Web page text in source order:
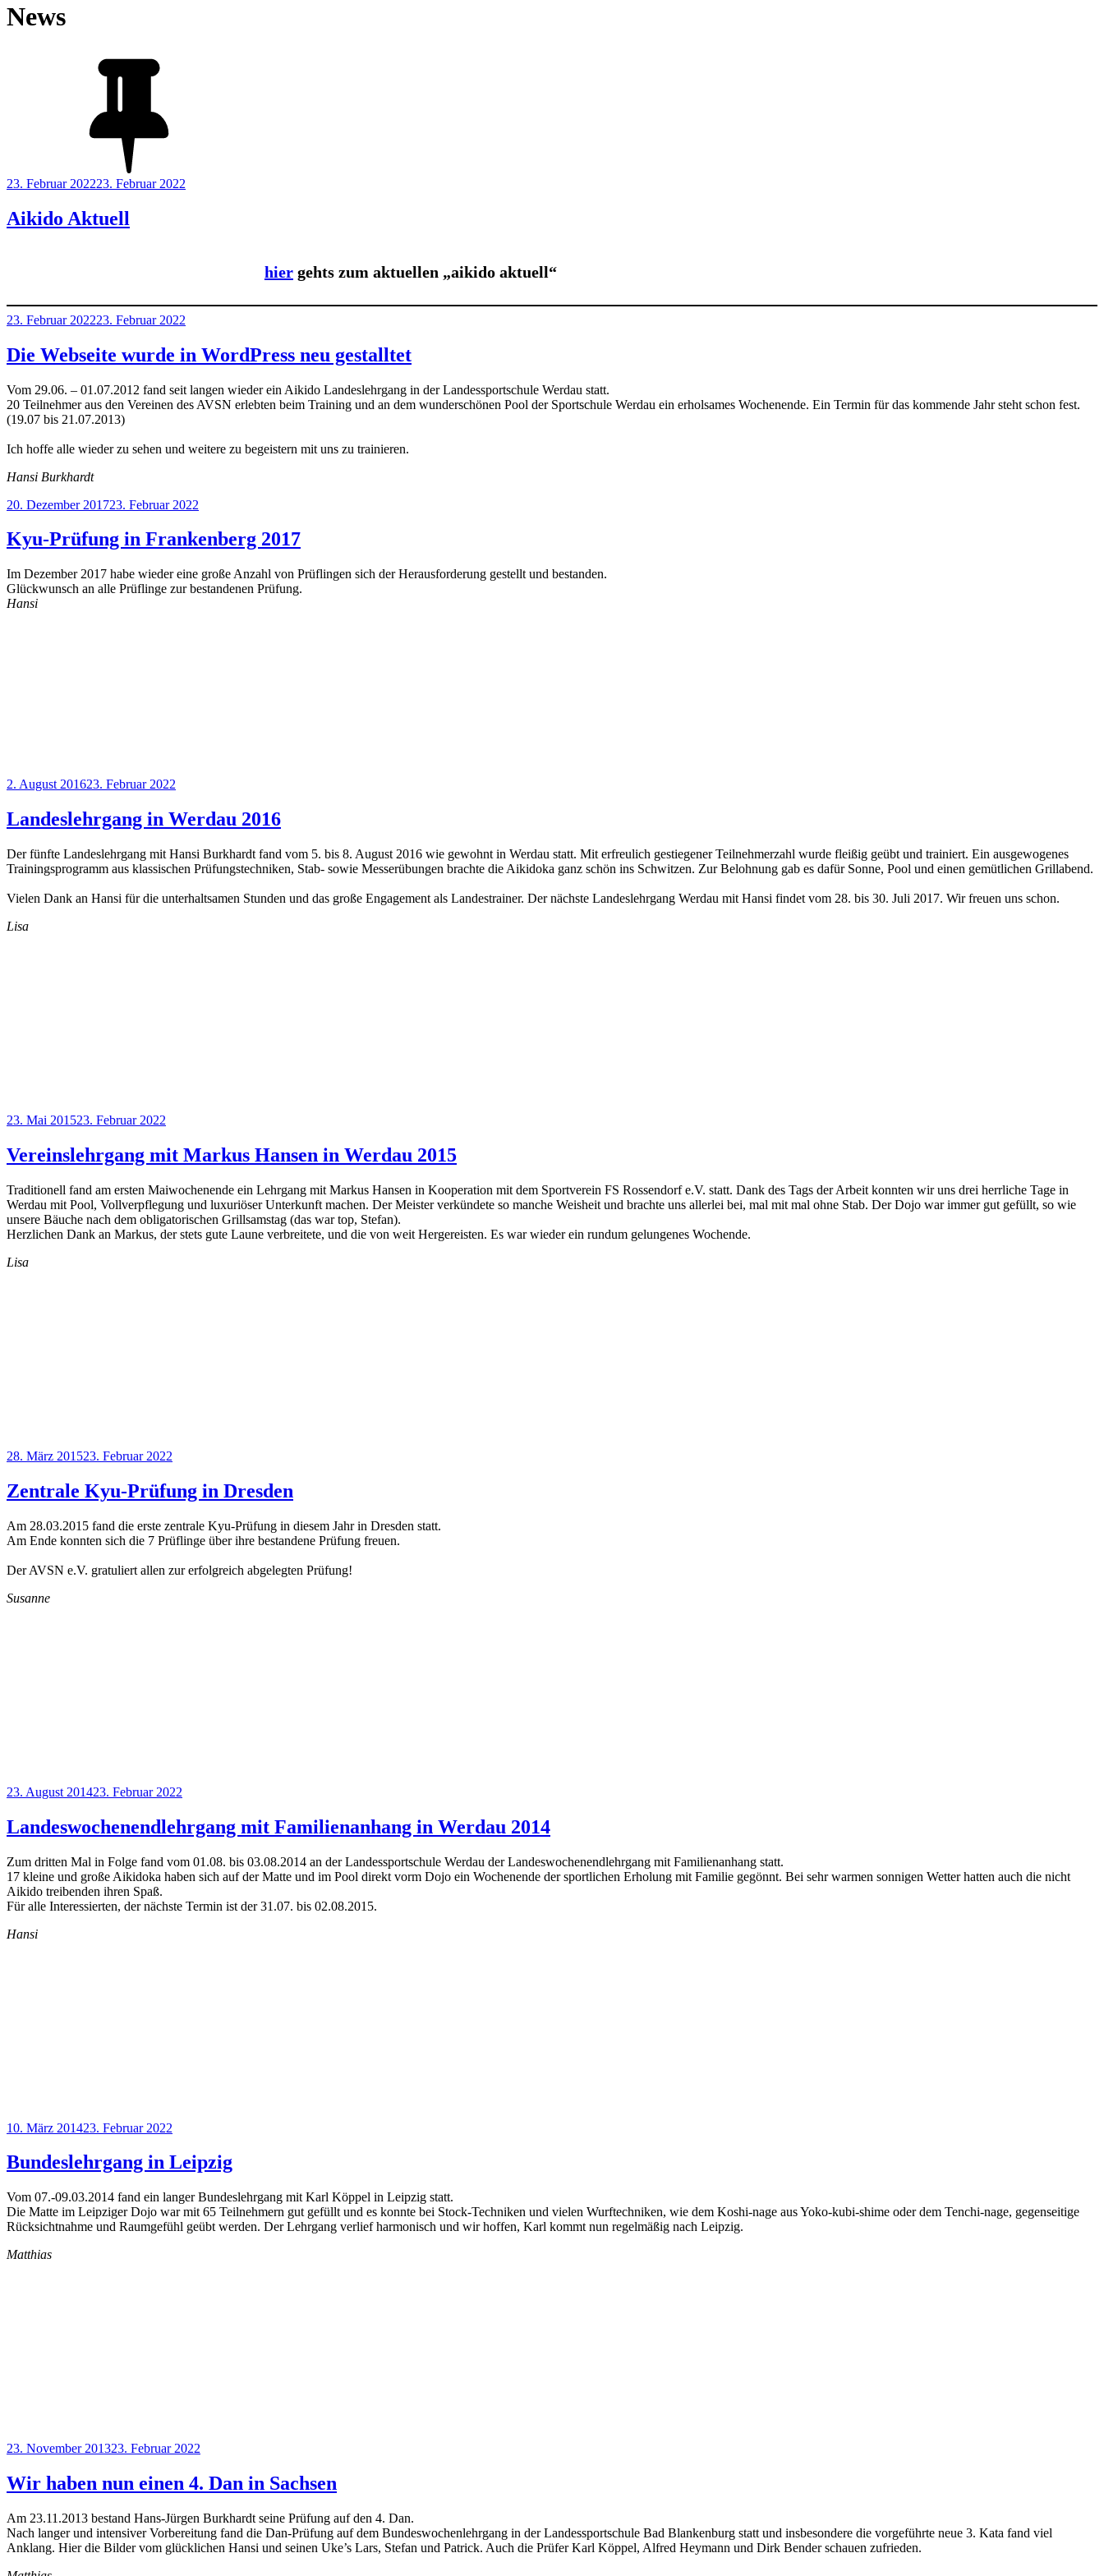
News
Veröffentlicht
23. Februar 202223. Februar 2022
Aikido Aktuell
hiergehts zum aktuellen „aikido aktuell“
Veröffentlicht
23. Februar 202223. Februar 2022
Die Webseite wurde in WordPress neu gestalltet
Vom 29.06. – 01.07.2012 fand seit langen wieder ein Aikido Landeslehrgang in der Landessportschule Werdau statt.
20 Teilnehmer aus den Vereinen des AVSN erlebten beim Training und an dem wunderschönen Pool der Sportschule Werdau ein erholsames Wochenende. Ein Termin für das kommende Jahr steht schon fest.
(19.07 bis 21.07.2013)
Ich hoffe alle wieder zu sehen und weitere zu begeistern mit uns zu trainieren.
Hansi Burkhardt
Veröffentlicht
20. Dezember 201723. Februar 2022
Kyu-Prüfung in Frankenberg 2017
Im Dezember 2017 habe wieder eine große Anzahl von Prüflingen sich der Herausforderung gestellt und bestanden.
Glückwunsch an alle Prüflinge zur bestandenen Prüfung.
Hansi
Veröffentlicht
2. August 201623. Februar 2022
Landeslehrgang in Werdau 2016
Der fünfte Landeslehrgang mit Hansi Burkhardt fand vom 5. bis 8. August 2016 wie gewohnt in Werdau statt. Mit erfreulich gestiegener Teilnehmerzahl wurde fleißig geübt und trainiert. Ein ausgewogenes
Trainingsprogramm aus klassischen Prüfungstechniken, Stab- sowie Messerübungen brachte die Aikidoka ganz schön ins Schwitzen. Zur Belohnung gab es dafür Sonne, Pool und einen gemütlichen Grillabend.
Vielen Dank an Hansi für die unterhaltsamen Stunden und das große Engagement als Landestrainer. Der nächste Landeslehrgang Werdau mit Hansi findet vom 28. bis 30. Juli 2017. Wir freuen uns schon.
Lisa
Veröffentlicht
23. Mai 201523. Februar 2022
Vereinslehrgang mit Markus Hansen in Werdau 2015
Traditionell fand am ersten Maiwochenende ein Lehrgang mit Markus Hansen in Kooperation mit dem Sportverein FS Rossendorf e.V. statt. Dank des Tags der Arbeit konnten wir uns drei herrliche Tage in
Werdau mit Pool, Vollverpflegung und luxuriöser Unterkunft machen. Der Meister verkündete so manche Weisheit und brachte uns allerlei bei, mal mit mal ohne Stab. Der Dojo war immer gut gefüllt, so wie
unsere Bäuche nach dem obligatorischen Grillsamstag (das war top, Stefan).
Herzlichen Dank an Markus, der stets gute Laune verbreitete, und die von weit Hergereisten. Es war wieder ein rundum gelungenes Wochende.
Lisa
Veröffentlicht
28. März 201523. Februar 2022
Zentrale Kyu-Prüfung in Dresden
Am 28.03.2015 fand die erste zentrale Kyu-Prüfung in diesem Jahr in Dresden statt.
Am Ende konnten sich die 7 Prüflinge über ihre bestandene Prüfung freuen.
Der AVSN e.V. gratuliert allen zur erfolgreich abgelegten Prüfung!
Susanne
Veröffentlicht
23. August 201423. Februar 2022
Landeswochenendlehrgang mit Familienanhang in Werdau 2014
Zum dritten Mal in Folge fand vom 01.08. bis 03.08.2014 an der Landessportschule Werdau der Landeswochenendlehrgang mit Familienanhang statt.
17 kleine und große Aikidoka haben sich auf der Matte und im Pool direkt vorm Dojo ein Wochenende der sportlichen Erholung mit Familie gegönnt. Bei sehr warmen sonnigen Wetter hatten auch die nicht
Aikido treibenden ihren Spaß.
Für alle Interessierten, der nächste Termin ist der 31.07. bis 02.08.2015.
Hansi
Veröffentlicht
10. März 201423. Februar 2022
Bundeslehrgang in Leipzig
Vom 07.-09.03.2014 fand ein langer Bundeslehrgang mit Karl Köppel in Leipzig statt.
Die Matte im Leipziger Dojo war mit 65 Teilnehmern gut gefüllt und es konnte bei Stock-Techniken und vielen Wurftechniken, wie dem Koshi-nage aus Yoko-kubi-shime oder dem Tenchi-nage, gegenseitige
Rücksichtnahme und Raumgefühl geübt werden. Der Lehrgang verlief harmonisch und wir hoffen, Karl kommt nun regelmäßig nach Leipzig.
Matthias
Veröffentlicht
23. November 201323. Februar 2022
Wir haben nun einen 4. Dan in Sachsen
Am 23.11.2013 bestand Hans-Jürgen Burkhardt seine Prüfung auf den 4. Dan.
Nach langer und intensiver Vorbereitung fand die Dan-Prüfung auf dem Bundeswochenlehrgang in der Landessportschule Bad Blankenburg statt und insbesondere die vorgeführte neue 3. Kata fand viel
Anklang. Hier die Bilder vom glücklichen Hansi und seinen Uke’s Lars, Stefan und Patrick. Auch die Prüfer Karl Köppel, Alfred Heymann und Dirk Bender schauen zufrieden.